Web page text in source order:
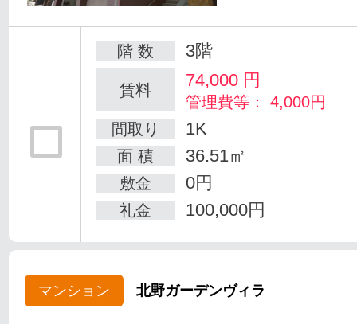
階 数 3階
賃料 74,000 円
管理費等： 4,000円
間取り
1K
面 積 36.51㎡
敷金 0円
礼金 100,000円
マンション 北野ガーデンヴィラ